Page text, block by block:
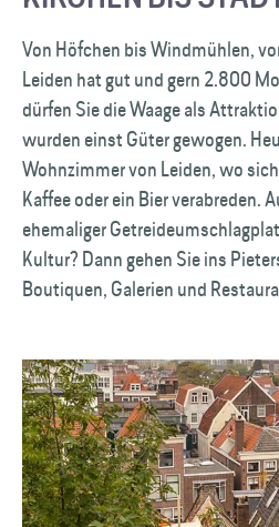
Von Höfchen bis Windmühlen,
Leiden hat gut und gern 2.800
dürfen Sie die Waage als
wurden einst Güter gewogen.
Wohnzimmer von Leiden, wo
Kaffee oder ein Bier verabreden.
ehemaliger
Kultur? Dann gehen Sie ins
Boutiquen, Galerien und